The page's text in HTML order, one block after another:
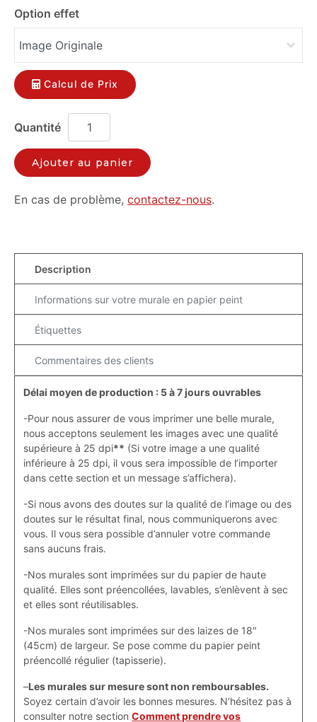
Option effet
Calcul de Prix
Ajouter au panier
En cas de problème, contactez-nous.
Description
Informations sur votre murale en papier peint
Étiquettes
Commentaires des clients
Délai moyen de production : 5 à 7 jours ouvrables
-Pour nous assurer de vous imprimer une belle murale,
nous acceptons seulement les images avec une qualité
supérieure à 25 dpi** (Si votre image a une qualité
inférieure à 25 dpi, il vous sera impossible de l’importer
dans cette section et un message s’affichera).
-Si nous avons des doutes sur la qualité de l’image ou des
doutes sur le résultat final, nous communiquerons avec
vous. Il vous sera possible d’annuler votre commande
sans aucuns frais.
-Nos murales sont imprimées sur du papier de haute
qualité. Elles sont préencollées, lavables, s’enlèvent à sec
et elles sont réutilisables.
-Nos murales sont imprimées sur des laizes de 18″
(45cm) de largeur. Se pose comme du papier peint
préencollé régulier (tapisserie).
–Les murales sur mesure sont non remboursables.
Soyez certain d’avoir les bonnes mesures. N’hésitez pas à
consulter notre sectionComment prendre vos